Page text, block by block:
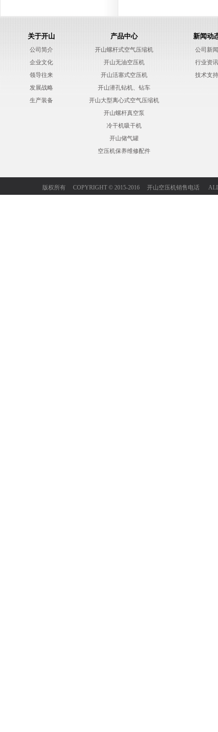
关于开山
公司简介
企业文化
领导往来
发展战略
生产装备
产品中心
开山螺杆式空气压缩机
开山无油空压机
开山活塞式空压机
开山潜孔钻机、钻车
开山大型离心式空气压缩机
开山螺杆真空泵
冷干机吸干机
开山储气罐
空压机保养维修配件
新闻动
公司新闻
行业资讯
技术支持
版权所有 COPYRIGHT © 2015-2016 开山空压机销售电话